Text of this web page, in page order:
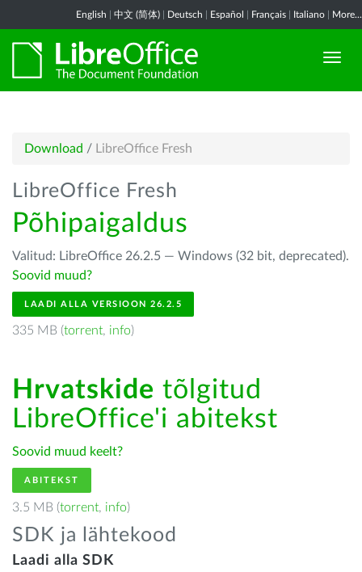
English 中文 (简体) Deutsch Español Français Italiano More...
Download / LibreOffice Fresh
LibreOffice Fresh
Põhipaigaldus
Valitud: LibreOffice 26.2.5 — Windows (32 bit, deprecated).
Soovid muud?
LAADI ALLA VERSIOON 26.2.5
335 MB (torrent, info)
Hrvatskide tõlgitud
LibreOffice'i abitekst
Soovid muud keelt?
ABITEKST
3.5 MB (torrent, info)
SDK ja lähtekood
Laadi alla SDK